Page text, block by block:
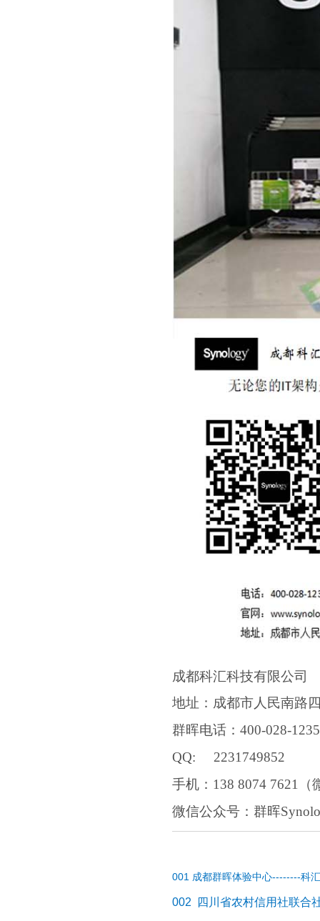
成都科汇科技有限公司
地址：成都市人民南路
群晖电话：400-028-
QQ: 2231749852
手机：138 8074 7621（
微信公众号：群晖
001 成都群晖体验中心--------科
002 四川省农村信用社联合